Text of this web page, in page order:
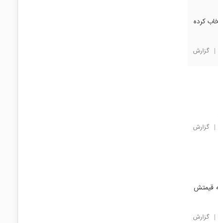
کرده
| گزارش
| گزارش
قیمتش
| گزارش